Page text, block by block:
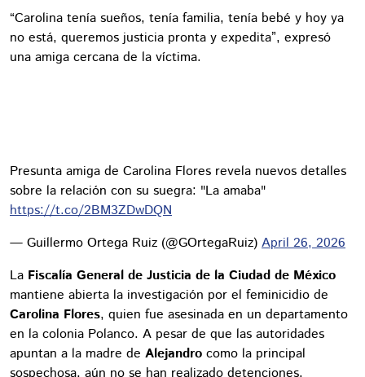
“Carolina tenía sueños, tenía familia, tenía bebé y hoy ya
no está, queremos justicia pronta y expedita”, expresó
una amiga cercana de la víctima.
Presunta amiga de Carolina Flores revela nuevos detalles
sobre la relación con su suegra: "La amaba"
https://t.co/2BM3ZDwDQN
— Guillermo Ortega Ruiz (@GOrtegaRuiz) April 26, 2026
La Fiscalía General de Justicia de la Ciudad de México
mantiene abierta la investigación por el feminicidio de
Carolina Flores, quien fue asesinada en un departamento
en la colonia Polanco. A pesar de que las autoridades
apuntan a la madre de Alejandro como la principal
sospechosa, aún no se han realizado detenciones.